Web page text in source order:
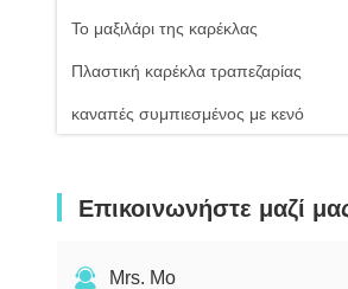
Το μαξιλάρι της καρέκλας
Πλαστική καρέκλα τραπεζαρίας
καναπές συμπιεσμένος με κενό
Επικοινωνήστε μαζί
Mrs. Mo